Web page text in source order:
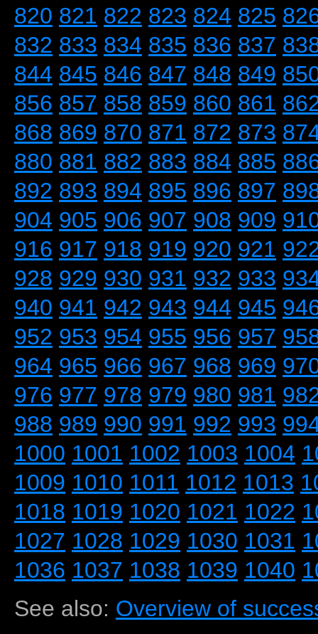
820 821 822 823 824 825
832 833 834 835 836 837
844 845 846 847 848 849
856 857 858 859 860 861
868 869 870 871 872 873
880 881 882 883 884 885
892 893 894 895 896 897
904 905 906 907 908 909
916 917 918 919 920 921
928 929 930 931 932 933
940 941 942 943 944 945
952 953 954 955 956 957
964 965 966 967 968 969
976 977 978 979 980 981
988 989 990 991 992 993
1000 1001 1002 1003 1004
1009 1010 1011 1012 1013
1018 1019 1020 1021 1022
1027 1028 1029 1030 1031
1036 1037 1038 1039 1040
See also: Overview of